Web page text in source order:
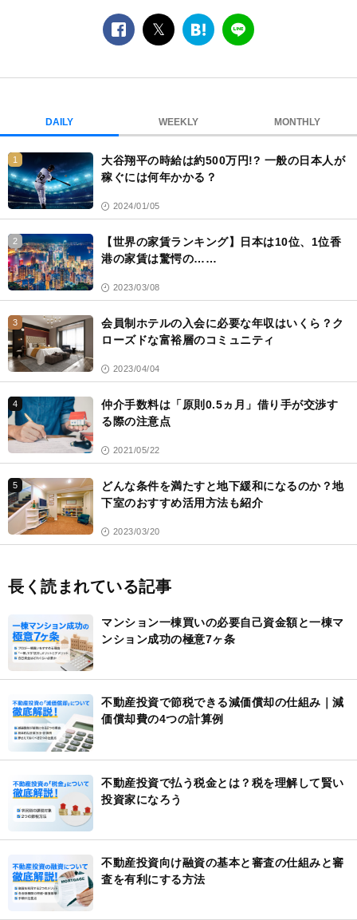
facebook
twitterは
ブ
ク
マ
ク
LINE
DAILY WEEKLY MONTHLY
1
大谷翔平の時給は約500万円!? 一般の日本人が
稼ぐには何年かかる？
2024/01/05
2
【世界の家賃ランキング】日本は10位、1位香
港の家賃は驚愕の……
2023/03/08
3
会員制ホテルの入会に必要な年収はいくら？ク
ローズドな富裕層のコミュニティ
2023/04/04
4
仲介手数料は「原則0.5ヵ月」借り手が交渉す
る際の注意点
2021/05/22
5
どんな条件を満たすと地下緩和になるのか？地
下室のおすすめ活用方法も紹介
2023/03/20
長く読まれている記事
マンション一棟買いの必要自己資金額と一棟マ
ンション成功の極意7ヶ条
不動産投資で節税できる減価償却の仕組み｜減
価償却費の4つの計算例
不動産投資で払う税金とは？税を理解して賢い
投資家になろう
不動産投資向け融資の基本と審査の仕組みと審
査を有利にする方法